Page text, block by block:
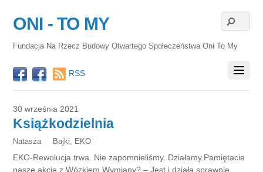
ONI - TO MY
Fundacja Na Rzecz Budowy Otwartego Społeczeństwa Oni To My
RSS
30 września 2021
Książkodzielnia
Natasza Bajki EKO
EKO-Rewolucja trwa. Nie zapomnieliśmy. Działamy.Pamiętacie
nasze akcje z Wózkiem Wymiany? – Jest i działa sprawnie,